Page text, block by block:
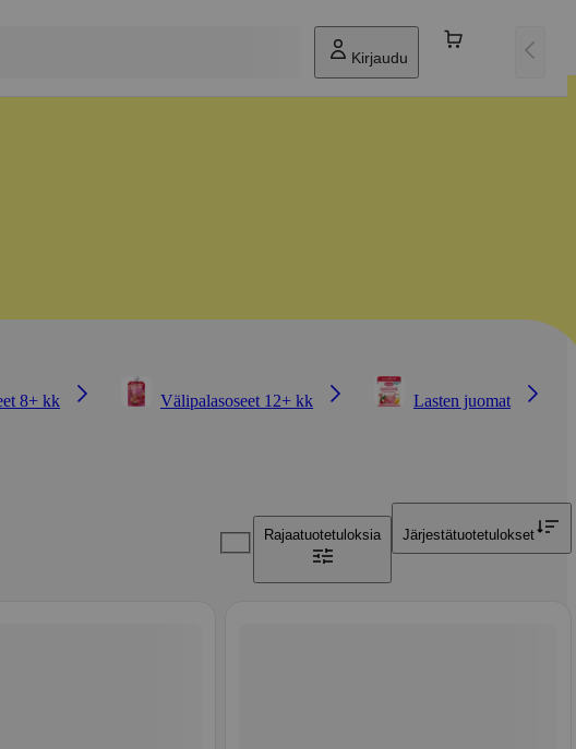
Kirjaudu
8+ kk Välipalasoseet 12+ kk
Lasten juomat
Rajaatuotetuloksia Järjestätuotetulokset